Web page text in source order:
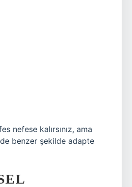
nefese kalırsınız, ama
benzer şekilde adapte